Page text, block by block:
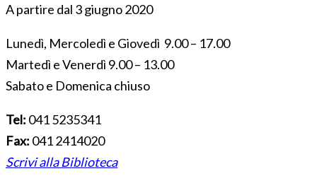
A partire dal 3 giugno 2020
Lunedì, Mercoledì e Giovedì 9.00 – 17.00
Martedì e Venerdì 9.00 – 13.00
Sabato e Domenica chiuso
Tel: 041 5235341
Fax: 041 2414020
Scrivi alla Biblioteca